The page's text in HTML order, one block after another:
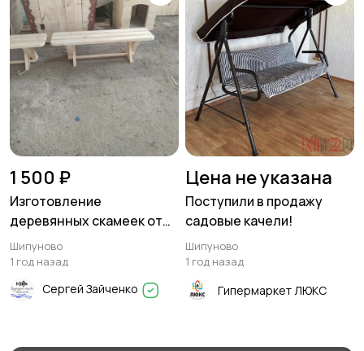
1 500 ₽
Изготовление
деревянных скамеек от
1500 руб за погонный метр
Шипуново
1 год назад
Сергей Зайченко
Цена не указана
Поступили в продажу
садовые качели!
Шипуново
1 год назад
Гипермаркет ЛЮКС